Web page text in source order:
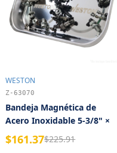
WESTON
Z-63070
Bandeja Magnética de
Acero Inoxidable 5-3/8" ×
9-3/8" × 1-1/8" Weston
$161.37$225.91